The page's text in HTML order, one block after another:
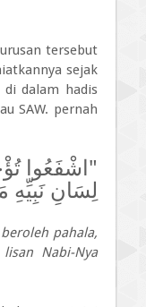
tersebut
sejak
di dalam hadis
SAW. pernah
"اشْفَعُوا
لِسَانِ نَبِيِّهِ
pahala,
Nabi-Nya